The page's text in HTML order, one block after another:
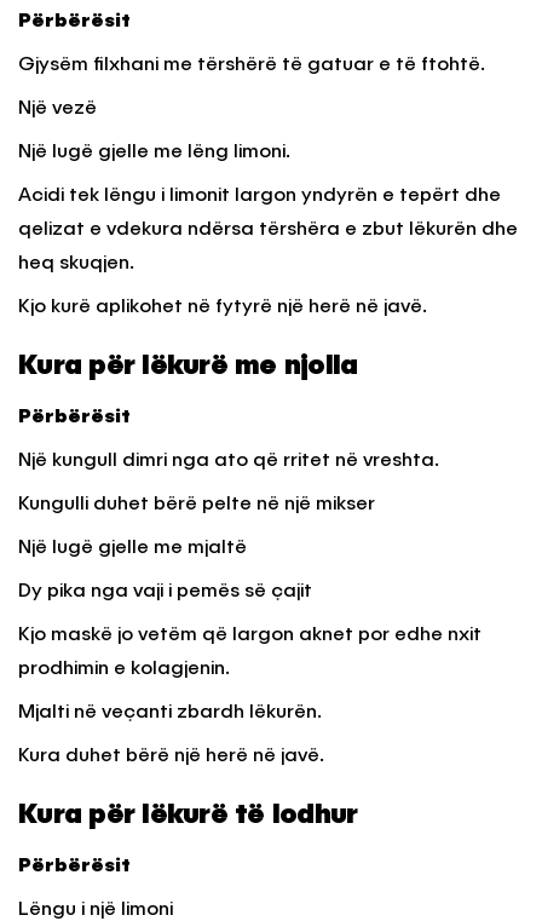
Përbërësit
Gjysëm filxhani me tërshërë të gatuar e të ftohtë.
Një vezë
Një lugë gjelle me lëng limoni.
Acidi tek lëngu i limonit largon yndyrën e tepërt dhe
qelizat e vdekura ndërsa tërshëra e zbut lëkurën dhe
heq skuqjen.
Kjo kurë aplikohet në fytyrë një herë në javë.
Kura për lëkurë me njolla
Përbërësit
Një kungull dimri nga ato që rritet në vreshta.
Kungulli duhet bërë pelte në një mikser
Një lugë gjelle me mjaltë
Dy pika nga vaji i pemës së çajit
Kjo maskë jo vetëm që largon aknet por edhe nxit
prodhimin e kolagjenin.
Mjalti në veçanti zbardh lëkurën.
Kura duhet bërë një herë në javë.
Kura për lëkurë të lodhur
Përbërësit
Lëngu i një limoni